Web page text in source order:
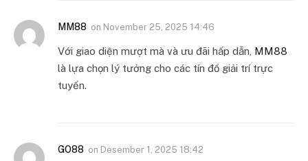
MM88 on November 25, 2025 14:46
Với giao diện mượt mà và ưu đãi hấp dẫn, MM88
là lựa chọn lý tưởng cho các tín đồ giải trí trực
tuyến.
GO88 on Desember 1, 2025 18:42